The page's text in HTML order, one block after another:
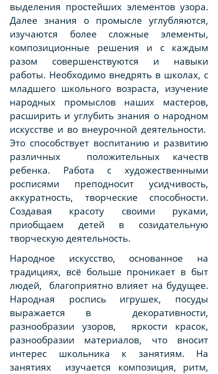
выделения простейших элементов узора.
Далее знания о промысле углубляются,
изучаются более сложные элементы,
композиционные решения и с каждым
разом совершенствуются и навыки
работы. Необходимо внедрять в школах, с
младшего школьного возраста, изучение
народных промыслов наших мастеров,
расширить и углубить знания о народном
искусстве и во внеурочной деятельности.
Это способствует воспитанию и развитию
различных положительных качеств
ребенка. Работа с художественными
росписями преподносит усидчивость,
аккуратность, творческие способности.
Создавая красоту своими руками,
приобщаем детей в созидательную
творческую деятельность.
Народное искусство, основанное на
традициях, всё больше проникает в быт
людей, благоприятно влияет на будущее.
Народная роспись игрушек, посуды
выражается в декоративности,
разнообразии узоров, яркости красок,
разнообразии материалов, что вносит
интерес школьника к занятиям. На
занятиях изучается композиция, ритм,